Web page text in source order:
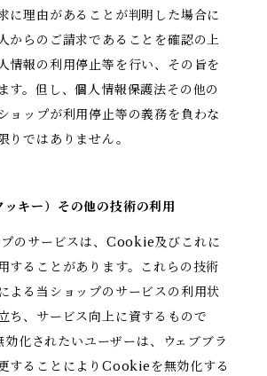
に理由があることが判明した場合に
からのご請求であることを確認の上
情報の利用停止等を行い、その旨を
す。但し、個人情報保護法その他の
ョップが利用停止等の義務を負わな
りではありません。
キー）その他の技術の利用
プのサービスは、Cookie及びこれに
することがあります。これらの技術
よる当ショップのサービスの利用状
ち、サービス向上に資するもので
化されたいユーザーは、ウェブブラ
することによりCookieを無効化する